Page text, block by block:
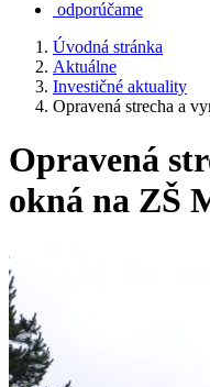
odporúčame
Úvodná stránka
Aktuálne
Investičné aktuality
Opravená strecha a
Opravená
okná na ZŠ